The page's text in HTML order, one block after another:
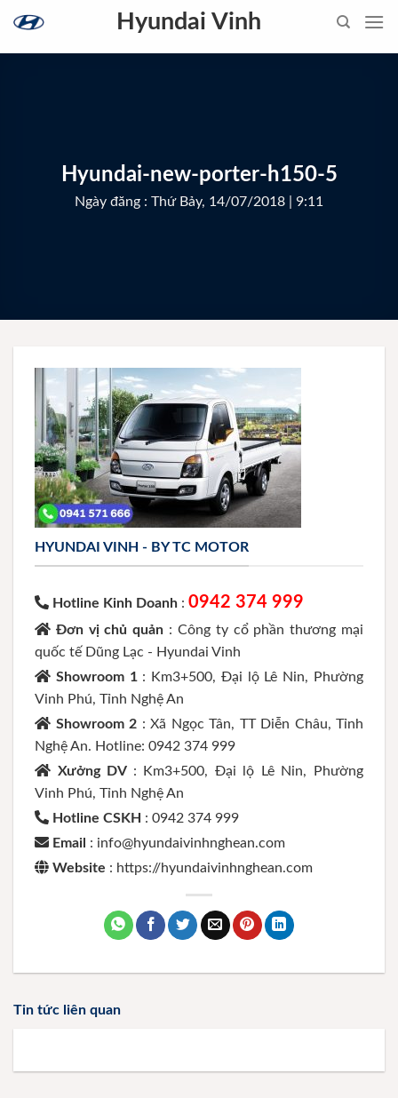
content
Hyundai Vinh
Hyundai-new-porter-h150-5
Ngày đăng : Thứ Bảy, 14/07/2018 | 9:11
HYUNDAI VINH - BY TC MOTOR
Hotline Kinh Doanh : 0942 374 999
Đơn vị chủ quản : Công ty cổ phần thương mại
quốc tế Dũng Lạc - Hyundai Vinh
Showroom 1 : Km3+500, Đại lộ Lê Nin, Phường
Vinh Phú, Tỉnh Nghệ An
Showroom 2 : Xã Ngọc Tân, TT Diễn Châu, Tỉnh
Nghệ An. Hotline: 0942 374 999
Xưởng DV : Km3+500, Đại lộ Lê Nin, Phường
Vinh Phú, Tỉnh Nghệ An
Hotline CSKH : 0942 374 999
Email : info@hyundaivinhnghean.com
Website : https://hyundaivinhnghean.com
Tin tức liên quan